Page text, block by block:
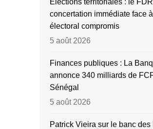
concertation immédiate face
électoral compromis
5 août 2026
Finances publiques : La
annonce 340 milliards de
Sénégal
5 août 2026
Patrick Vieira sur le banc des